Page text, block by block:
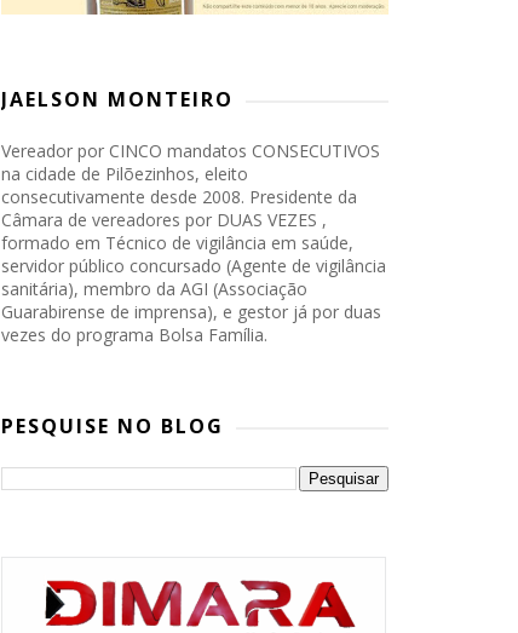
JAELSON MONTEIRO
Vereador por CINCO mandatos CONSECUTIVOS
na cidade de Pilõezinhos, eleito
consecutivamente desde 2008. Presidente da
Câmara de vereadores por DUAS VEZES ,
formado em Técnico de vigilância em saúde,
servidor público concursado (Agente de vigilância
sanitária), membro da AGI (Associação
Guarabirense de imprensa), e gestor já por duas
vezes do programa Bolsa Família.
PESQUISE NO BLOG